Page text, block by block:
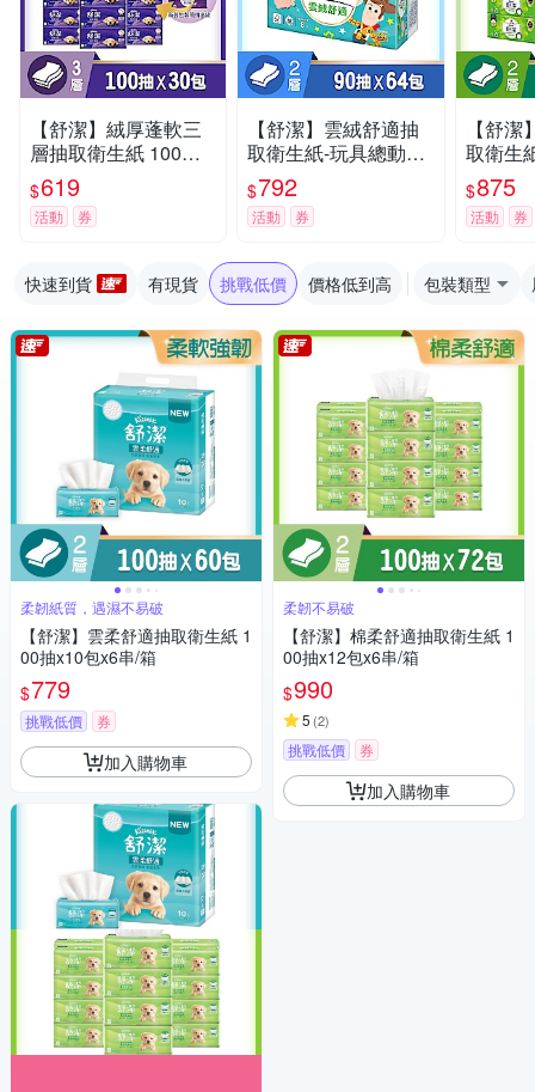
【舒潔】絨厚蓬軟三
層抽取衛生紙 100抽x
30包x1串/箱
$619
活動 券
【舒潔】雲絨舒適抽
取衛生紙-玩具總動員
迪士尼限定款 90抽x6
4包/箱
$792
活動 券
【舒
取衛生紙 100抽
x4串/箱
$875
活動 券
快速到貨 有現貨 挑戰低價 價格低到高 包裝類型
柔韌紙質，遇濕不易破
【舒潔】雲柔舒適抽取衛生紙 1
00抽x10包x6串/箱
$779
挑戰低價 券
加入購物車
柔韌不易破
【舒潔】棉柔舒適抽取衛生紙 1
00抽x12包x6串/箱
$990
5 (2)
挑戰低價 券
加入購物車